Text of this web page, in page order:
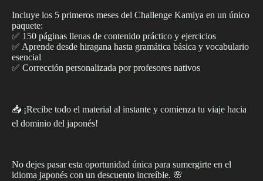
Incluye los 5 primeros meses del Challenge Kamiya en un único
paquete:
✅ 150 páginas llenas de contenido práctico y ejercicios
✅ Aprende desde hiragana hasta gramática básica y vocabulario
esencial
✅ Corrección personalizada por profesores nativos
📥 ¡Recibe todo el material al instante y comienza tu viaje hacia
el dominio del japonés!
No dejes pasar esta oportunidad única para sumergirte en el
idioma japonés con un descuento increíble. 🌸